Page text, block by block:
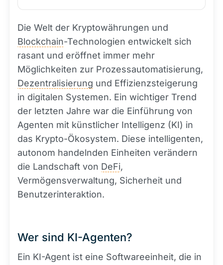
Die Welt der Kryptowährungen und
Blockchain-Technologien entwickelt sich
rasant und eröffnet immer mehr
Möglichkeiten zur Prozessautomatisierung,
Dezentralisierung und Effizienzsteigerung
in digitalen Systemen. Ein wichtiger Trend
der letzten Jahre war die Einführung von
Agenten mit künstlicher Intelligenz (KI) in
das Krypto-Ökosystem. Diese intelligenten,
autonom handelnden Einheiten verändern
die Landschaft von DeFi,
Vermögensverwaltung, Sicherheit und
Benutzerinteraktion.
Wer sind KI-Agenten?
Ein KI-Agent ist eine Softwareeinheit, die in